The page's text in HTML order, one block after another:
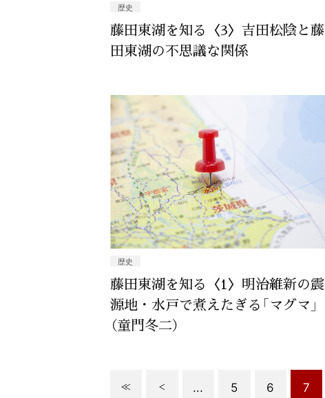
歴史
藤田東湖を知る〈3〉吉田松陰と藤
田東湖の不思議な関係
歴史
藤田東湖を知る〈1〉明治維新の震
源地・水戸で煮えたぎる「マグマ」
（童門冬二）
... 5 6 7